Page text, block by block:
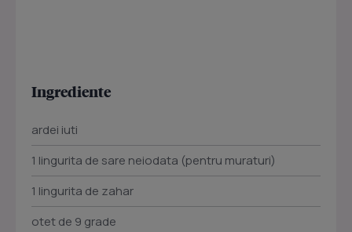
Ingrediente
ardei iuti
1 lingurita de sare neiodata (pentru muraturi)
1 lingurita de zahar
otet de 9 grade